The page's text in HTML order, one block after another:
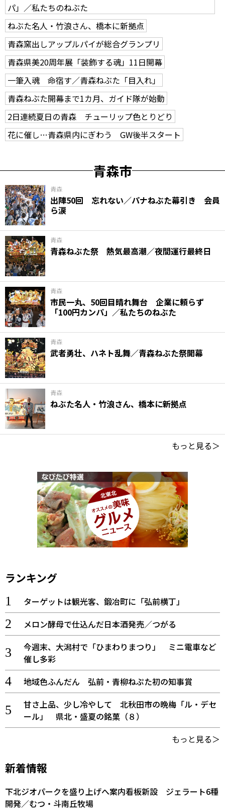
パ」／私たちのねぶた
ねぶた名人・竹浪さん、橋本に新拠点
青森窯出しアップルパイが総合グランプリ
青森県美20周年展「装飾する魂」11日開幕
一筆入魂 命宿す／青森ねぶた「目入れ」
青森ねぶた開幕まで1カ月、ガイド隊が始動
2日連続夏日の青森 チューリップ色とりどり
花に催し…青森県内にぎわう GW後半スタート
青森市
青森
出陣50回 忘れない／パナねぶた幕引き 会員
ら涙
青森
青森ねぶた祭 熱気最高潮／夜間運行最終日
青森
市民一丸、50回目晴れ舞台 企業に頼らず
「100円カンパ」／私たちのねぶた
青森
武者勇壮、ハネト乱舞／青森ねぶた祭開幕
青森
ねぶた名人・竹浪さん、橋本に新拠点
もっと見る＞
ランキング
ターゲットは観光客、鍛冶町に「弘前横丁」
メロン酵母で仕込んだ日本酒発売／つがる
今週末、大潟村で「ひまわりまつり」 ミニ電車など
催し多彩
地域色ふんだん 弘前・青柳ねぷた初の知事賞
甘さ上品、少し冷やして 北秋田市の晩梅「ル・デセ
ール」 県北・盛夏の銘菓（８）
もっと見る＞
新着情報
下北ジオパークを盛り上げへ案内看板新設 ジェラート6種
開発／むつ・斗南丘牧場